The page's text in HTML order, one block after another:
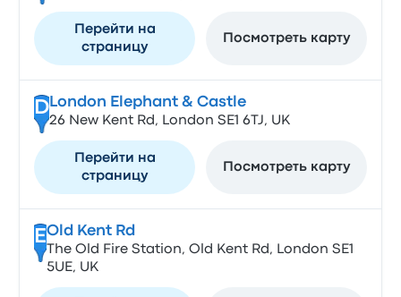
Перейти на
страницу
Посмотреть карту
DLondon Elephant & Castle
26 New Kent Rd, London SE1 6TJ, UK
Перейти на
страницу
Посмотреть карту
EOld Kent Rd
The Old Fire Station, Old Kent Rd, London SE1
5UE, UK